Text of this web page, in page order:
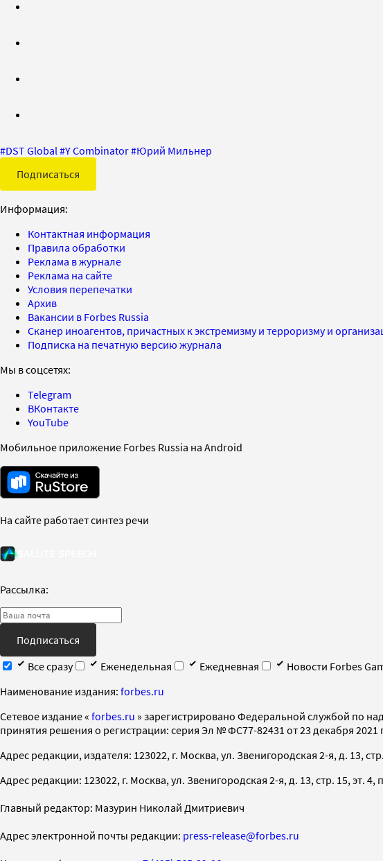
#DST Global #Y Combinator#Юрий Мильнер
Подписаться
Информация:
Контактная информация
Правила обработки
Реклама в журнале
Реклама на сайте
Условия перепечатки
Архив
Вакансии в Forbes Russia
Сканер иноагентов, причастных к экстремизму и терроризму и
Подписка на печатную версию журнала
Мы в соцсетях:
Telegram
ВКонтакте
YouTube
Мобильное приложение Forbes Russia на Android
На сайте работает синтез речи
Рассылка:
Подписаться
Все сразу
Еженедельная Ежедневная
Новости Forbes
Наименование издания: forbes.ru
Cетевое издание « forbes.ru » зарегистрировано Федеральной службой по
принятия решения о регистрации: серия Эл № ФС77-82431 от 23 декабря 2021
Адрес редакции, издателя: 123022, г. Москва, ул. Звенигородская 2-я, д. 13,
Адрес редакции: 123022, г. Москва, ул. Звенигородская 2-я, д. 13, стр. 15, эт. 4,
Главный редактор: Мазурин Николай Дмитриевич
Адрес электронной почты редакции: press-release@forbes.ru